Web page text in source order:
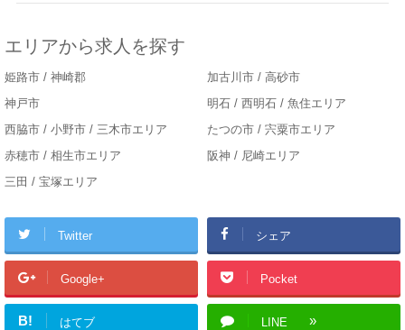
エリアから求人を探す
姫路市 / 神崎郡
加古川市 / 高砂市
神戸市
明石 / 西明石 / 魚住エリア
西脇市 / 小野市 / 三木市エリア
たつの市 / 宍粟市エリア
赤穂市 / 相生市エリア
阪神 / 尼崎エリア
三田 / 宝塚エリア
Twitter シェア
Google+ Pocket
B! はてブ LINE